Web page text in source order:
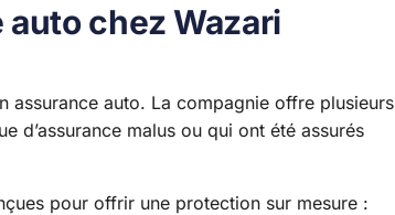
chez Wazari
assurance auto. La compagnie offre plusieurs
d’assurance malus ou qui ont été assurés
pour offrir une protection sur mesure :